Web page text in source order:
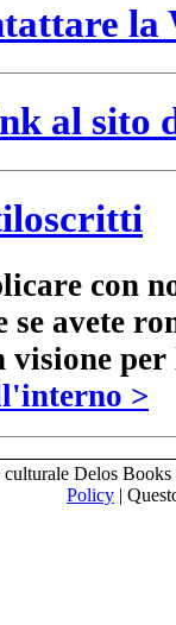
al sito
con
se avete
visione
>
Delos
Policy |